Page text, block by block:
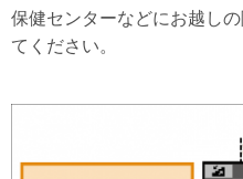
保健センターなどにお越し
てください。